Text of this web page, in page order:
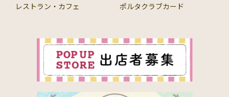
レストラン・カフェ ポルタクラブカード